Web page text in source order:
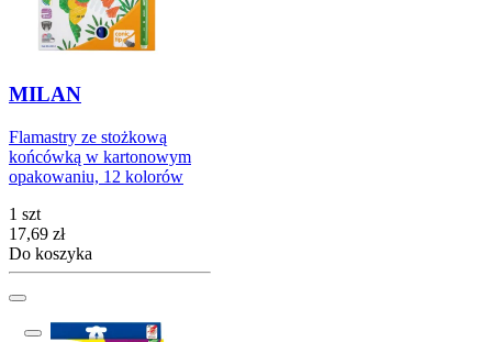
MILAN
Flamastry ze stożkową
końcówką w kartonowym
opakowaniu, 12 kolorów
1 szt
Cena
17,69 zł
Do koszyka